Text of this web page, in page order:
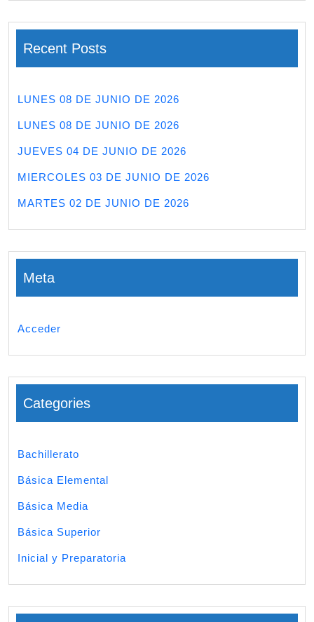
Recent Posts
LUNES 08 DE JUNIO DE 2026
LUNES 08 DE JUNIO DE 2026
JUEVES 04 DE JUNIO DE 2026
MIERCOLES 03 DE JUNIO DE 2026
MARTES 02 DE JUNIO DE 2026
Meta
Acceder
Categories
Bachillerato
Básica Elemental
Básica Media
Básica Superior
Inicial y Preparatoria